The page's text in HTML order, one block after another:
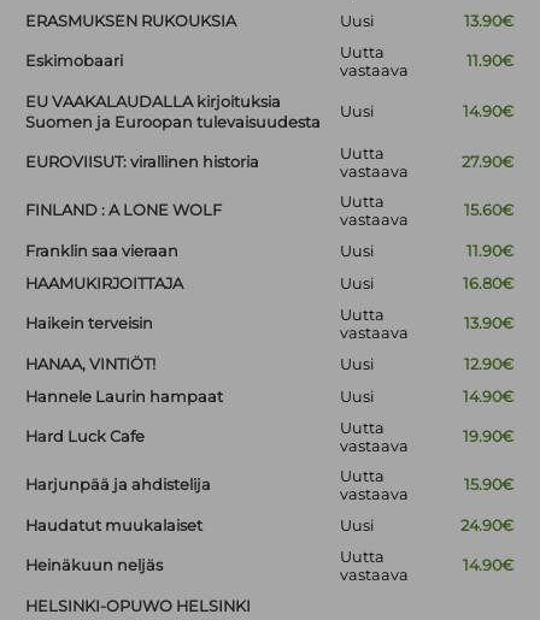
ERASMUKSEN RUKOUKSIA
Uusi 13.90€
Eskimobaari
Uutta
vastaava
11.90€
EU VAAKALAUDALLA kirjoituksia
Suomen ja Euroopan tulevaisuudesta
Uusi 14.90€
EUROVIISUT: virallinen historia
Uutta
vastaava
27.90€
FINLAND : A LONE WOLF
Uutta
vastaava
15.60€
Franklin saa vieraan Uusi
11.90€
HAAMUKIRJOITTAJA
Uusi 16.80€
Haikein terveisin
Uutta
vastaava
13.90€
HANAA, VINTIÖT! Uusi
12.90€
Hannele Laurin hampaat
Uusi 14.90€
Hard Luck Cafe
Uutta
vastaava
19.90€
Harjunpää ja ahdistelija
Uutta
vastaava
15.90€
Haudatut muukalaiset Uusi 24.90€
Heinäkuun neljäs
Uutta
vastaava
14.90€
HELSINKI-OPUWO HELSINKI